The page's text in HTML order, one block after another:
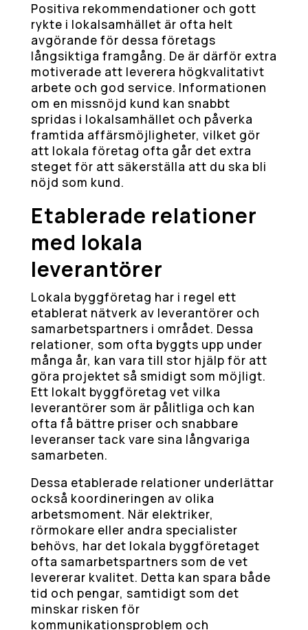
Positiva rekommendationer och gott
rykte i lokalsamhället är ofta helt
avgörande för dessa företags
långsiktiga framgång. De är därför extra
motiverade att leverera högkvalitativt
arbete och god service. Informationen
om en missnöjd kund kan snabbt
spridas i lokalsamhället och påverka
framtida affärsmöjligheter, vilket gör
att lokala företag ofta går det extra
steget för att säkerställa att du ska bli
nöjd som kund.
Etablerade relationer
med lokala
leverantörer
Lokala byggföretag har i regel ett
etablerat nätverk av leverantörer och
samarbetspartners i området. Dessa
relationer, som ofta byggts upp under
många år, kan vara till stor hjälp för att
göra projektet så smidigt som möjligt.
Ett lokalt byggföretag vet vilka
leverantörer som är pålitliga och kan
ofta få bättre priser och snabbare
leveranser tack vare sina långvariga
samarbeten.
Dessa etablerade relationer underlättar
också koordineringen av olika
arbetsmoment. När elektriker,
rörmokare eller andra specialister
behövs, har det lokala byggföretaget
ofta samarbetspartners som de vet
levererar kvalitet. Detta kan spara både
tid och pengar, samtidigt som det
minskar risken för
kommunikationsproblem och